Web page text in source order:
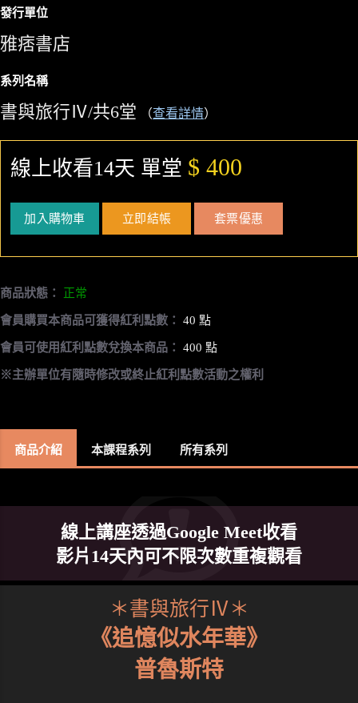
發行單位
雅痞書店
系列名稱
書與旅行Ⅳ/共6堂 （查看詳情）
線上收看14天 單堂 $ 400
加入購物車 立即結帳 套票優惠
商品狀態： 正常
會員購買本商品可獲得紅利點數： 40 點
會員可使用紅利點數兌換本商品： 400 點
※主辦單位有隨時修改或終止紅利點數活動之權利
商品介紹 本課程系列 所有系列
線上講座透過Google Meet收看
影片14天內可不限次數重複觀看
＊書與旅行Ⅳ＊
《追憶似水年華》
普魯斯特